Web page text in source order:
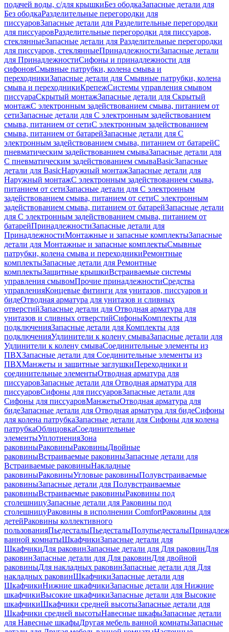
подачей воды, с/для крышкиБез ободкаЗапасные детали для
Без ободкаРазделительные перегородки для
писсуаровЗапасные детали для Разделительные перегородки
для писсуаровРазделительные перегородки для писсуаров,
стеклянныеЗапасные детали для Разделительные перегородки
для писсуаров, стеклянныеПринадлежностиЗапасные детали
для ПринадлежностиСифоны и принадлежности для
сифоновСмывные патрубки, колена смыва и
переходникиЗапасные детали для Смывные патрубки, колена
смыва и переходникиКрепежСистемы управления смывом
писсуараСкрытый монтажЗапасные детали для Скрытый
монтажС электронным задействованием смыва, питанием от
сетиЗапасные детали для С электронным задействованием
смыва, питанием от сетиС электронным задействованием
смыва, питанием от батарейЗапасные детали для С
электронным задействованием смыва, питанием от батарейС
пневматическим задействованием смываЗапасные детали для
С пневматическим задействованием смываBasicЗапасные
детали для BasicНаружный монтажЗапасные детали для
Наружный монтажС электронным задействованием смыва,
питанием от сетиЗапасные детали для С электронным
задействованием смыва, питанием от сетиС электронным
задействованием смыва, питанием от батарейЗапасные детали
для С электронным задействованием смыва, питанием от
батарейПринадлежностиЗапасные детали для
ПринадлежностиМонтажные и запасные комплектыЗапасные
детали для Монтажные и запасные комплектыСмывные
патрубки, колена смыва и переходникиРемонтные
комплектыЗапасные детали для Ремонтные
комплектыЗащитные крышкиВстраиваемые системы
управления смывомПрочие принадлежностиСредства
управленияКонцевые фитинги для унитазов, писсуаров и
бидеОтводная арматура для унитазов и сливных
отверстийЗапасные детали для Отводная арматура для
унитазов и сливных отверстийСифоныКомплекты для
подключенияЗапасные детали для Комплекты для
подключенияУдлинители к колену смываЗапасные детали для
Удлинители к колену смываСоединительные элементы из
ПВХЗапасные детали для Соединительные элементы из
ПВХМанжеты и защитные заглушкиПереходники и
соединительные элементыОтводная арматура для
писсуаровЗапасные детали для Отводная арматура для
писсуаровCифоны для писсуаровЗапасные детали для
Cифоны для писсуаровМанжетыОтводная арматура для
бидеЗапасные детали для Отводная арматура для бидеСифоны
для колена патрубкаЗапасные детали для Сифоны для колена
патрубкаОблицовкаСоединительные
элементыУплотненияЗона
раковиныРаковиныРаковиныДвойные
раковиныВстраиваемые раковиныЗапасные детали для
Встраиваемые раковиныНакладные
раковиныРаковиныУгловые раковиныПолувстраиваемые
раковиныЗапасные детали для Полувстраиваемые
раковиныВстраиваемые раковиныРаковины под
столешницуЗапасные детали для Раковины под
столешницуРаковины в исполнении ComfortPаковины для
детейРаковины коллективного
пользованияПьедесталыПьедесталыПолупьедесталы
ванной комнатыШкафчикиЗапасные детали для
ШкафчикиДля раковинЗапасные детали для Для раковинДля
раковинЗапасные детали для Для раковинДля двойной
раковиныДля накладных pаковинЗапасные детали для Для
накладных pаковинШкафчикиЗапасные детали для
ШкафчикиНижние шкафчикиЗапасные детали для Нижние
шкафчикиВысокие шкафчикиЗапасные детали для Высокие
шкафчикиШкафчики средней высотыЗапасные детали для
Шкафчики средней высотыНавесные шкафыЗапасные детали
для Навесные шкафыДругая мебель ванной комнатыЗапасные